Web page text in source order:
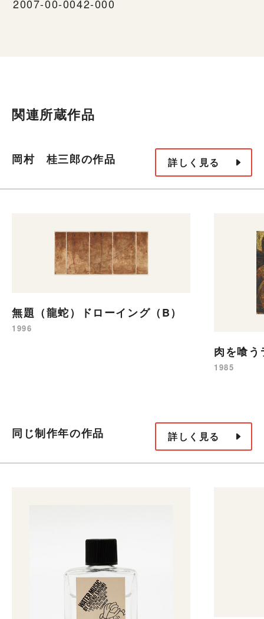
2007-00-0042-000
関連所蔵作品
岡村 桂三郎の作品 詳しく見る
無題（龍蛇）ドローイング（B）
1996
肉を喰
1985
同じ制作年の作品 詳しく見る